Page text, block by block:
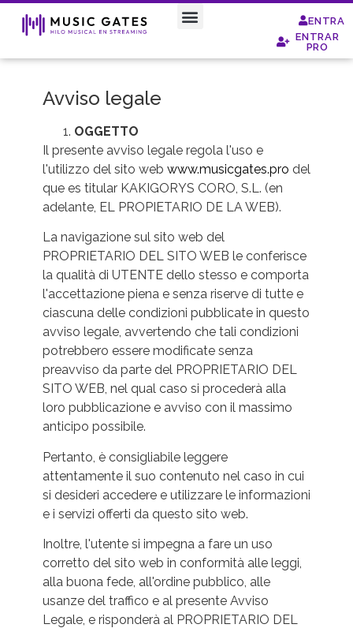
ENTRA
ENTRAR
PRO
Avviso legale
OGGETTO
Il presente avviso legale regola l'uso e
l'utilizzo del sito web www.musicgates.pro del
que es titular KAKIGORYS CORO, S.L. (en
adelante, EL PROPIETARIO DE LA WEB).
La navigazione sul sito web del
PROPRIETARIO DEL SITO WEB le conferisce
la qualità di UTENTE dello stesso e comporta
l'accettazione piena e senza riserve di tutte e
ciascuna delle condizioni pubblicate in questo
avviso legale, avvertendo che tali condizioni
potrebbero essere modificate senza
preavviso da parte del PROPRIETARIO DEL
SITO WEB, nel qual caso si procederà alla
loro pubblicazione e avviso con il massimo
anticipo possibile.
Pertanto, è consigliabile leggere
attentamente il suo contenuto nel caso in cui
si desideri accedere e utilizzare le informazioni
e i servizi offerti da questo sito web.
Inoltre, l'utente si impegna a fare un uso
corretto del sito web in conformità alle leggi,
alla buona fede, all'ordine pubblico, alle
usanze del traffico e al presente Avviso
Legale, e risponderà al PROPRIETARIO DEL